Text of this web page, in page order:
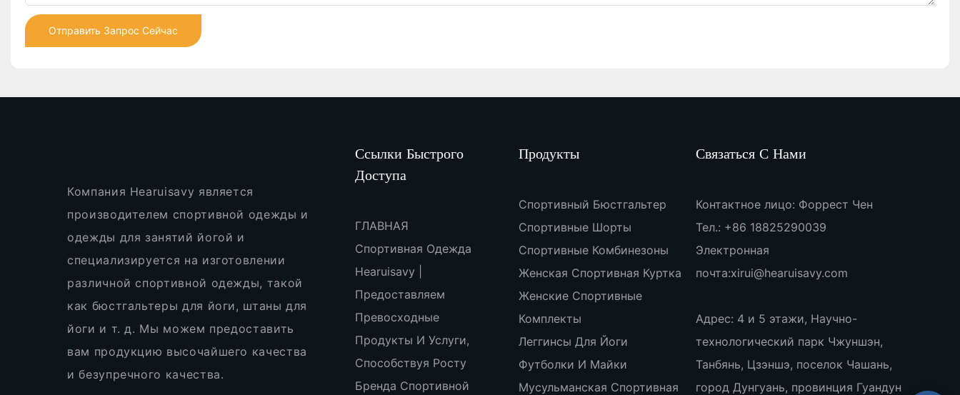
Отправить Запрос Сейчас
Компания Hearuisavy является
производителем спортивной одежды и
одежды для занятий йогой и
специализируется на изготовлении
различной спортивной одежды, такой
как бюстгальтеры для йоги, штаны для
йоги и т. д. Мы можем предоставить
вам продукцию высочайшего качества
и безупречного качества.
Ссылки Быстрого
Доступа
ГЛАВНАЯ
Спортивная Одежда
Hearuisavy |
Предоставляем
Превосходные
Продукты И Услуги,
Способствуя Росту
Бренда Спортивной
Продукты
Спортивный Бюстгальтер
Спортивные Шорты
Спортивные Комбинезоны
Женская Спортивная Куртка
Женские Спортивные
Комплекты
Леггинсы Для Йоги
Футболки И Майки
Мусульманская Спортивная
Связаться С Нами
Контактное лицо: Форрест Чен
Тел.: +86 18825290039
Электронная
почта:xirui@hearuisavy.com
Адрес: 4 и 5 этажи, Научно-
технологический парк Чжуншэн,
Танбянь, Цзэншэ, поселок Чашань,
город Дунгуань, провинция Гуандун